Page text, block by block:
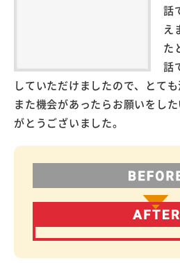
話
え
た
話
していただけましたので、とても
また機会があったらお願いをし
がとうございました。